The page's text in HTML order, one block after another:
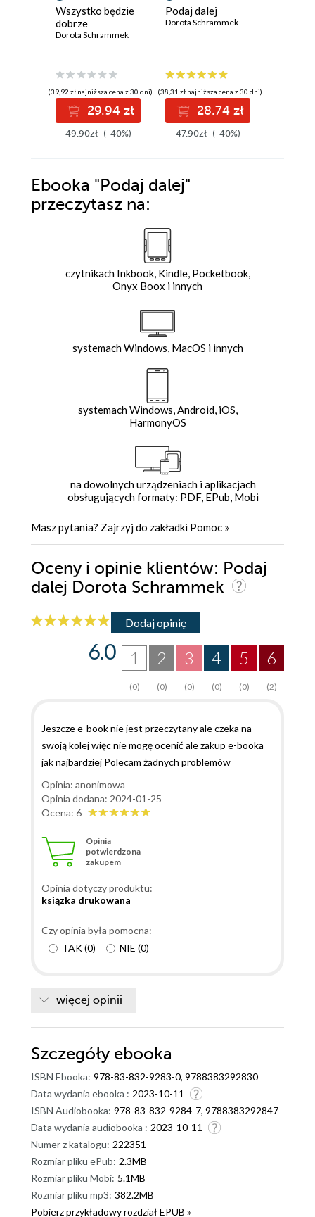
Wszystko będzie
dobrze
Dorota Schrammek
(39,92 zł najniższa cena z 30 dni)
29.94 zł
49.90zł (-40%)
Podaj dalej
Dorota Schrammek
(38,31 zł najniższa cena z 30 dni)
28.74 zł
47.90zł (-40%)
Ebooka "Podaj dalej"
przeczytasz na:
czytnikach Inkbook, Kindle, Pocketbook,
Onyx Boox i innych
systemach Windows, MacOS i innych
systemach Windows, Android, iOS,
HarmonyOS
na dowolnych urządzeniach i aplikacjach
obsługujących formaty: PDF, EPub, Mobi
Masz pytania? Zajrzyj do zakładki Pomoc »
Oceny i opinie klientów: Podaj
dalej Dorota Schrammek
Dodaj opinię
6
(2)
5
(0)
4
(0)
3
(0)
2
(0)
1
(0)
6.0
Jeszcze e-book nie jest przeczytany ale czeka na
swoją kolej więc nie mogę ocenić ale zakup e-booka
jak najbardziej Polecam żadnych problemów
Opinia: anonimowa
Opinia dodana: 2024-01-25
Ocena: 6
Opinia
potwierdzona
zakupem
Opinia dotyczy produktu:
ksiązka drukowana
Czy opinia była pomocna:
TAK(0) NIE (0)
więcej opinii
Szczegóły ebooka
ISBN Ebooka: 978-83-832-9283-0, 9788383292830
Data wydania ebooka : 2023-10-11
ISBN Audiobooka: 978-83-832-9284-7, 9788383292847
Data wydania audiobooka : 2023-10-11
Numer z katalogu: 222351
Rozmiar pliku ePub: 2.3MB
Rozmiar pliku Mobi: 5.1MB
Rozmiar pliku mp3: 382.2MB
Pobierz przykładowy rozdział EPUB »